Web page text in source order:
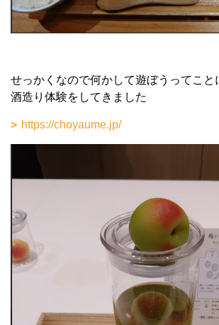
せっかくなので何かして遊ぼうってこ
酒造り体験をしてきました
https://choyaume.jp/